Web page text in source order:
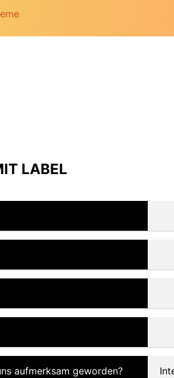
LABEL
aufmerksam geworden?